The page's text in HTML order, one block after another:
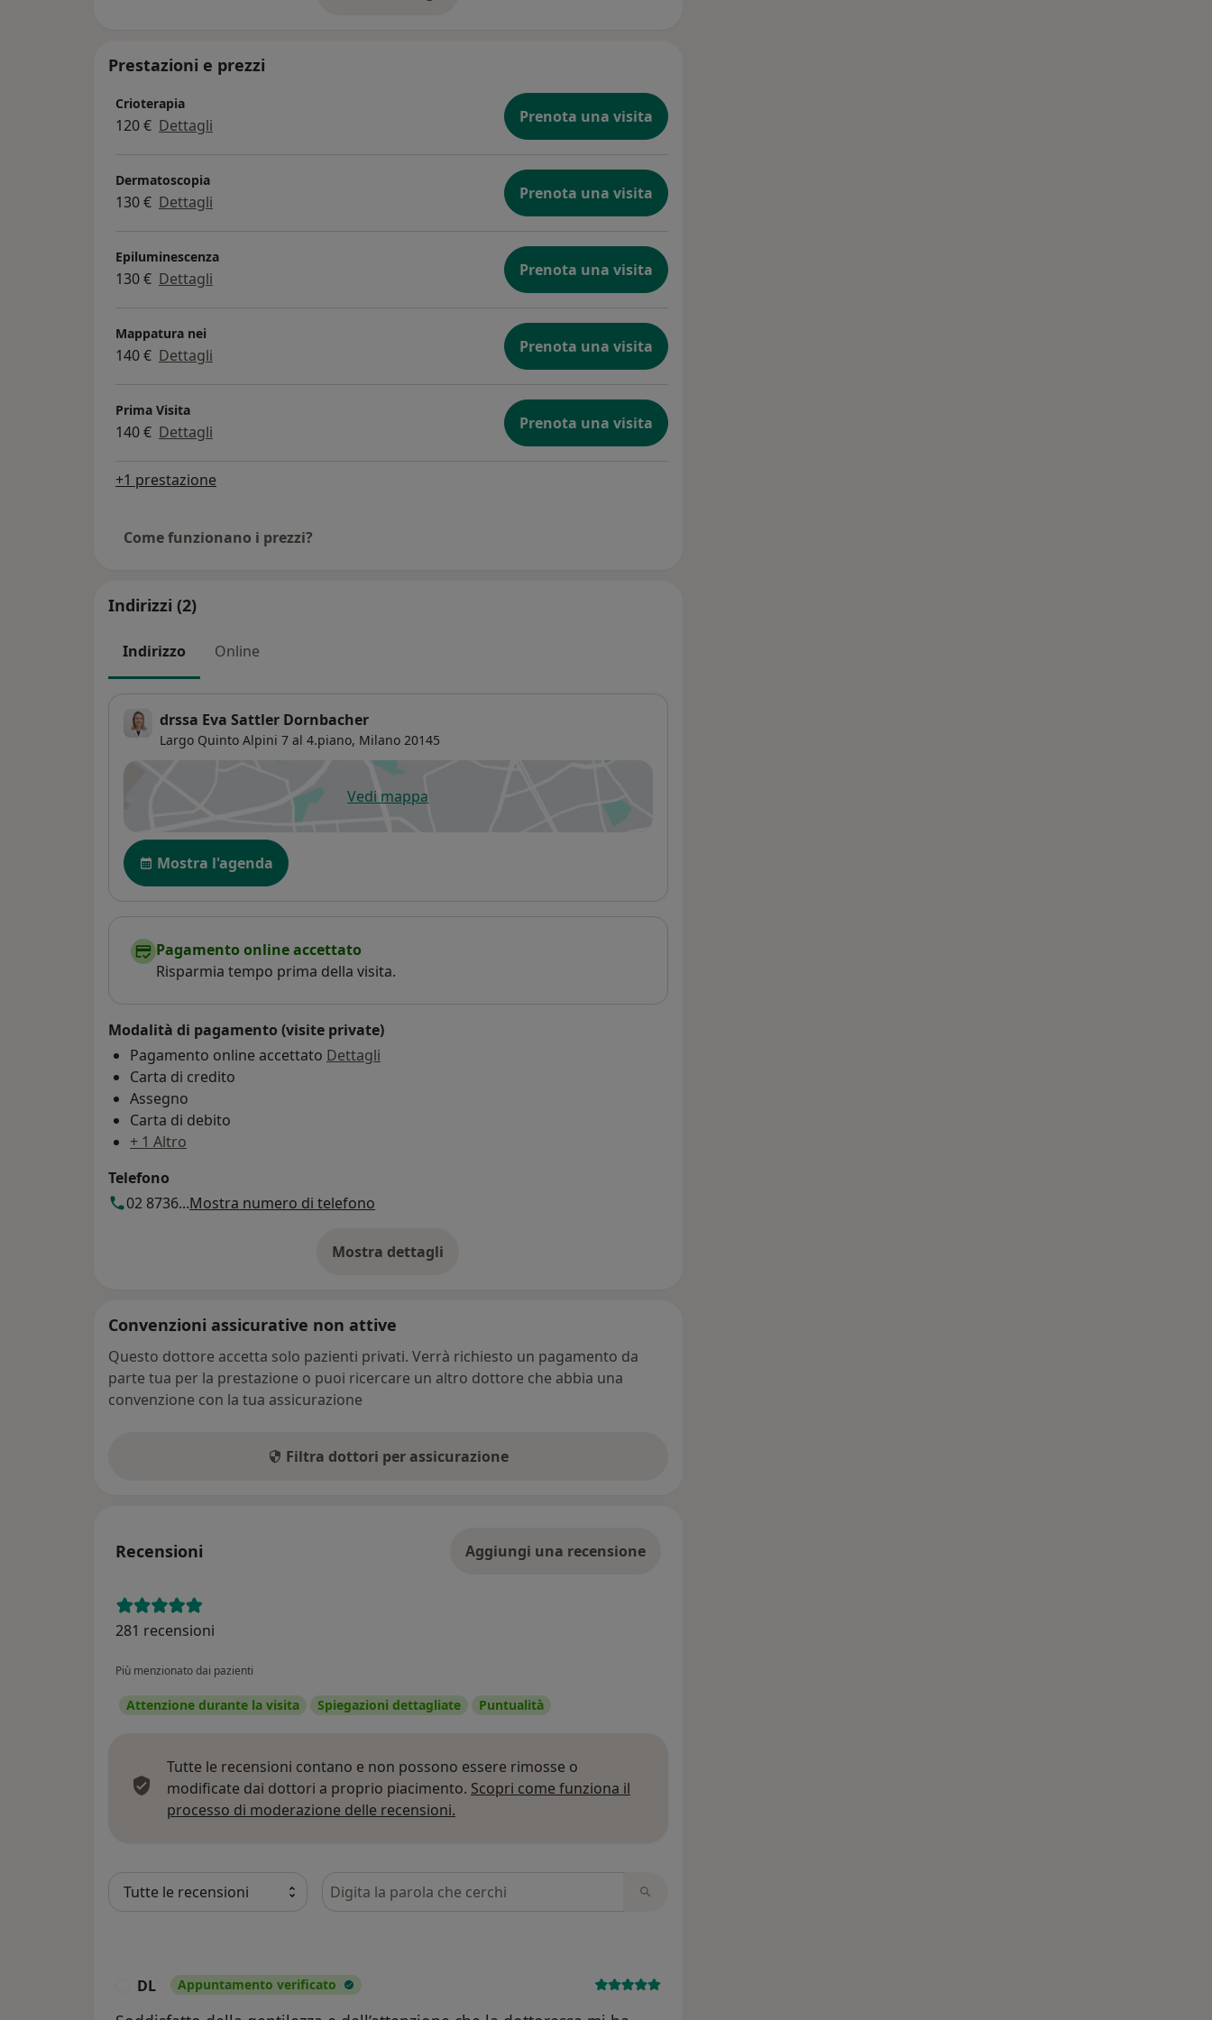
Prestazioni e prezzi
Crioterapia
120 € Dettagli Prenota una visita
Dermatoscopia
130 € Dettagli Prenota una visita
Epiluminescenza
130 € Dettagli Prenota una visita
Mappatura nei
140 € Dettagli Prenota una visita
Prima Visita
140 € Dettagli Prenota una visita
+1 prestazione
Come funzionano i prezzi?
Indirizzi (2)
Indirizzo Online
drssa Eva Sattler Dornbacher
Largo Quinto Alpini 7 al 4.piano, Milano 20145
Vedi mappasi apre in una nuova scheda
Disponibilità
Mostra l'agenda
Pagamento online accettato
Risparmia tempo prima della visita.
Modalità di pagamento (visite private)
Pagamento online accettato Dettagli
Carta di credito
Assegno
Carta di debito
+ 1 Altro
Telefono
02 8736...Mostra numero di telefono
Mostra dettagli
sull'indirizzo
Convenzioni assicurative non attive
Questo dottore accetta solo pazienti privati. Verrà richiesto un pagamento da
parte tua per la prestazione o puoi ricercare un altro dottore che abbia una
convenzione con la tua assicurazione
Filtra dottori per assicurazione
Recensioni Aggiungi una recensione
281 recensioni
Più menzionato dai pazienti
Attenzione durante la visita Spiegazioni dettagliate Puntualità
Tutte le recensioni contano e non possono essere rimosse o
modificate dai dottori a proprio piacimento. Scopri come funziona il
processo di moderazione delle recensioni.
Cerca nelle recensioni
DL Appuntamento verificato